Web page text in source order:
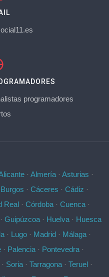
programadores
· Almería· Asturias ·
Burgos · Cáceres · Cádiz ·
Real · Córdoba · Cuenca ·
· Guipúzcoa · Huelva · Huesca
· Lugo · Madrid · Málaga ·
· Palencia· Pontevedra·
· Soria · Tarragona · Teruel ·